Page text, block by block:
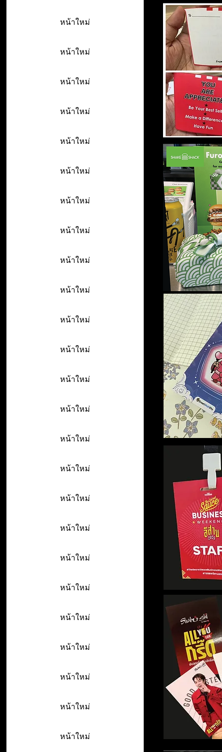
หน้าใหม่
หน้าใหม่
หน้าใหม่
หน้าใหม่
หน้าใหม่
หน้าใหม่
หน้าใหม่
หน้าใหม่
หน้าใหม่
หน้าใหม่
หน้าใหม่
หน้าใหม่
หน้าใหม่
หน้าใหม่
หน้าใหม่
หน้าใหม่
หน้าใหม่
หน้าใหม่
หน้าใหม่
หน้าใหม่
หน้าใหม่
หน้าใหม่
หน้าใหม่
หน้าใหม่
หน้าใหม่